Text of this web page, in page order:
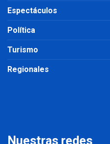
Espectáculos
Política
Turismo
Regionales
Nuestras redes